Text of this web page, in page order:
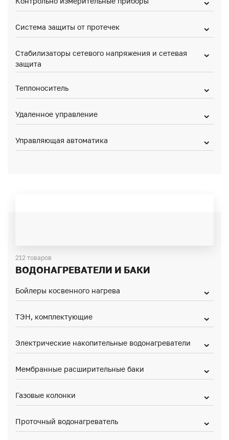
Система защиты от протечек
Стабилизаторы сетевого напряжения и сетевая
защита
Теплоноситель
Удаленное управление
Управляющая автоматика
212 товаров
ВОДОНАГРЕВАТЕЛИ И БАКИ
Бойлеры косвенного нагрева
ТЭН, комплектующие
Электрические накопительные водонагреватели
Мембранные расширительные баки
Газовые колонки
Проточный водонагреватель